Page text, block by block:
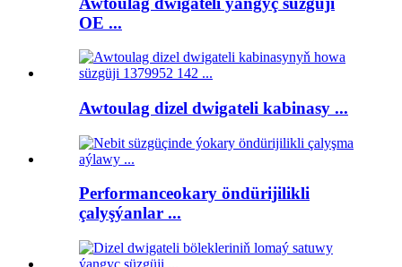
OE ...
Awtoulag dizel dwigateli kabinasy ...
Performanceokary öndürijilikli
çalyşýanlar ...